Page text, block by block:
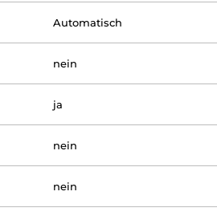
Automatisch
nein
ja
nein
nein